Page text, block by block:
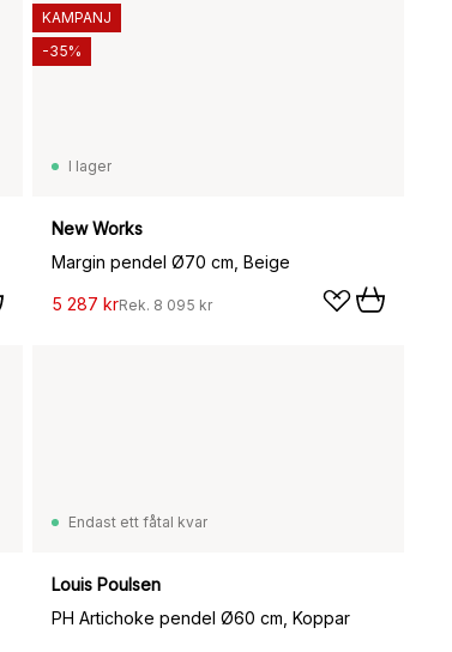
I lager
New Works
Margin pendel Ø70 cm, Beige
5 287 krRek. 8 095 kr
KAMPANJ
-35%
Endast ett fåtal kvar
Louis Poulsen
PH Artichoke pendel Ø60 cm, Koppar